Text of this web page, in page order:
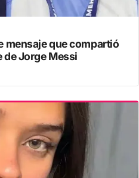
mensaje que compartió
de Jorge Messi